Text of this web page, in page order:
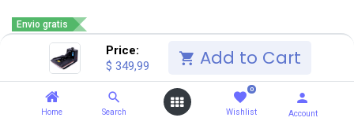
Price:
$ 349,99 Add to Cart
Home Search
0
Wishlist Account
Envio gratis
Plancha Sublimadora -
Estampadora -